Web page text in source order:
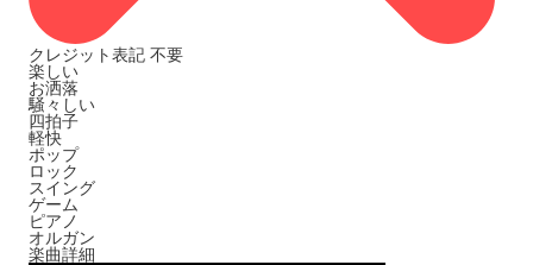
クレジット表記 不要
楽しい
お洒落
騒々しい
四拍子
軽快
ポップ
ロック
スイング
ゲーム
ピアノ
オルガン
楽曲詳細